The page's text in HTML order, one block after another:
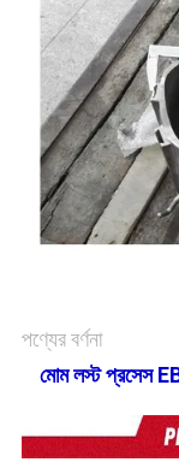
সাইট
ম্যাপ
গোপনীয়তা
নীতি
পণ্যের বর্ণনা
মোম লস্ট প্রসেস